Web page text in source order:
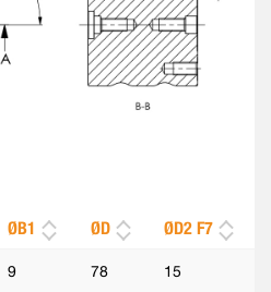
ØB1 ØD ØD2 F7
9 78 15